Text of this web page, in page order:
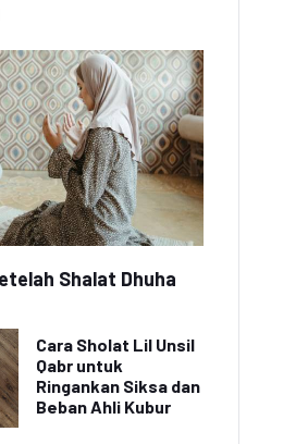
Shalat Dhuha
Cara Sholat Lil Unsil
Qabr untuk
Ringankan Siksa dan
Beban Ahli Kubur